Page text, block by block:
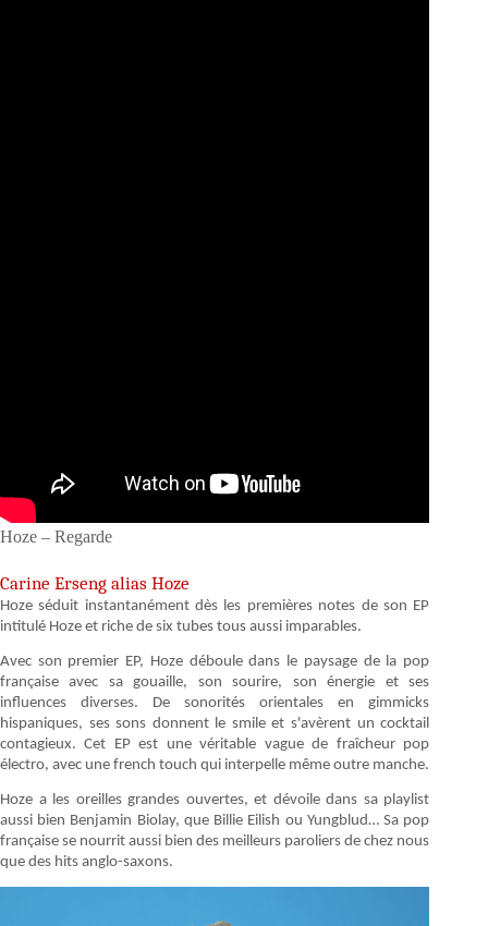
Hoze – Regarde
Carine Erseng alias Hoze
Hoze séduit instantanément dès les premières notes de son EP
intitulé Hoze et riche de six tubes tous aussi imparables.
Avec son premier EP, Hoze déboule dans le paysage de la pop
française avec sa gouaille, son sourire, son énergie et ses
influences diverses. De sonorités orientales en gimmicks
hispaniques, ses sons donnent le smile et s'avèrent un cocktail
contagieux. Cet EP est une véritable vague de fraîcheur pop
électro, avec une french touch qui interpelle même outre manche.
Hoze a les oreilles grandes ouvertes, et dévoile dans sa playlist
aussi bien Benjamin Biolay, que Billie Eilish ou Yungblud… Sa pop
française se nourrit aussi bien des meilleurs paroliers de chez nous
que des hits anglo-saxons.